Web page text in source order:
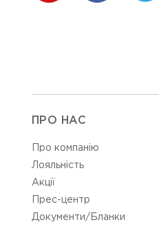
ПРО НАС
Про компанію
Лояльність
Акції
Прес-центр
Документи/Бланки